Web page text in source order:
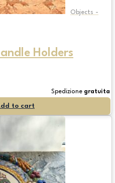
Objects -
Holders
Spedizione gratuita
to cart